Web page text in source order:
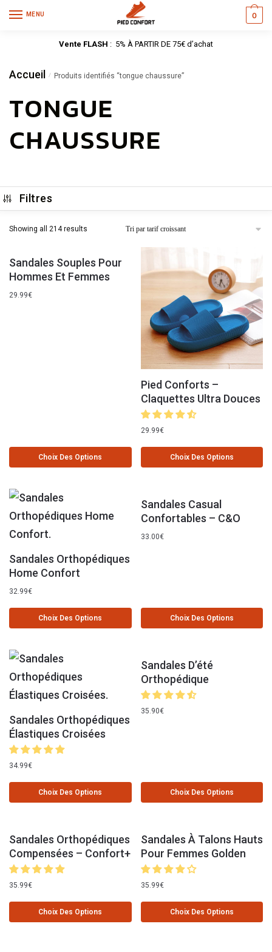
MENU 0
Vente FLASH : 5% À PARTIR DE 75€ d’achat
Accueil / Produits identifiés “tongue chaussure”
TONGUE
CHAUSSURE
Filtres
Showing all 214 results
Sandales Souples Pour
Hommes Et Femmes
29.99€
Choix Des Options
Pied Conforts –
Claquettes Ultra Douces
29.99€
Choix Des Options
Sandales Orthopédiques
Home Confort
32.99€
Choix Des Options
Sandales Casual
Confortables – C&O
33.00€
Choix Des Options
Sandales Orthopédiques
Élastiques Croisées
34.99€
Choix Des Options
Sandales D’été
Orthopédique
35.90€
Choix Des Options
Sandales Orthopédiques
Compensées – Confort+
35.99€
Choix Des Options
Sandales À Talons Hauts
Pour Femmes Golden
35.99€
Choix Des Options